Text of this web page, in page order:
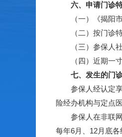
六、申请门诊特
（一）《揭阳市
（二）按门诊特
（三）参保人社
（四）近期一寸
七、发生的门诊
参保人经认定享
险经办机构与定点
参保人在非联网
每年6月、12月底各